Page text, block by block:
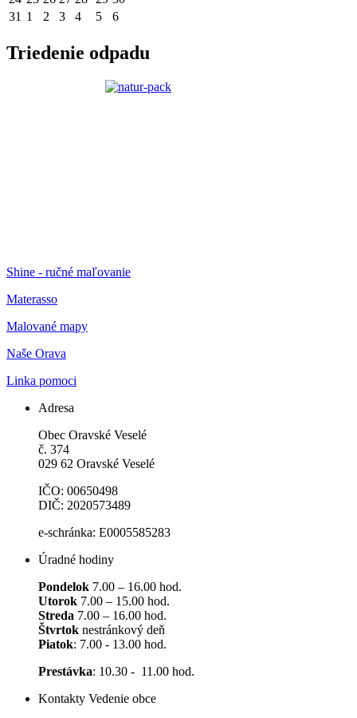
31 1 2 3 4 5 6
Triedenie odpadu
Shine - ručné maľovanie
Materasso
Malované mapy
Naše Orava
Linka pomoci
Adresa
Obec Oravské Veselé
č. 374
029 62 Oravské Veselé
IČO: 00650498
DIČ: 2020573489
e-schránka: E0005585283
Úradné hodiny
Pondelok 7.00 – 16.00 hod.
Utorok 7.00 – 15.00 hod.
Streda 7.00 – 16.00 hod.
Štvrtok nestránkový deň
Piatok: 7.00 - 13.00 hod.
Prestávka: 10.30 - 11.00 hod.
Kontakty Vedenie obce